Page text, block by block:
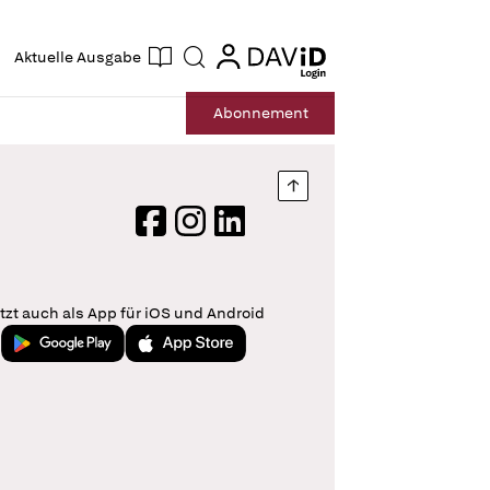
Aktuelle Ausgabe Suche login
login
Abonnement
Nach oben springen
FacebookInstagram
LinkedIn
auch als App für iOS und Android
Jetzt bei Google PlayLaden im App Store